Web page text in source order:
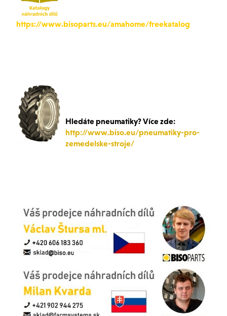
https://www.bisoparts.eu/amahome/freekatalog
Hledáte pneumatiky? Více zde:
http://www.biso.eu/pneumatiky-pro-
zemedelske-stroje/